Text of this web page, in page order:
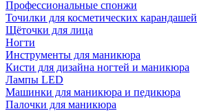
Профессиональные спонжи
Точилки для косметических карандашей
Щёточки для лица
Ногти
Инструменты для маникюра
Кисти для дизайна ногтей и маникюра
Лампы LED
Машинки для маникюра и педикюра
Палочки для маникюра